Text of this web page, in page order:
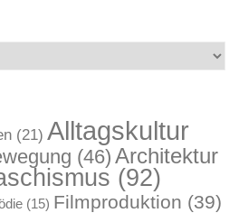
(21) Alltagskultur
(46) Architektur
(92)
(15) Filmproduktion (39)